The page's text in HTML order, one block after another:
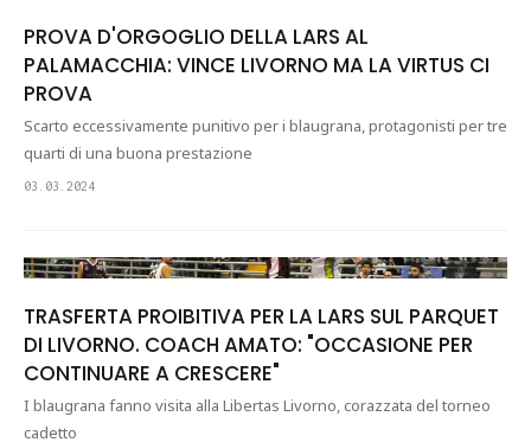
PROVA D'ORGOGLIO DELLA LARS AL
PALAMACCHIA: VINCE LIVORNO MA LA VIRTUS CI
PROVA
Scarto eccessivamente punitivo per i blaugrana, protagonisti per tre
quarti di una buona prestazione
03.03.2024
TRASFERTA PROIBITIVA PER LA LARS SUL PARQUET
DI LIVORNO. COACH AMATO: "OCCASIONE PER
CONTINUARE A CRESCERE"
I blaugrana fanno visita alla Libertas Livorno, corazzata del torneo
cadetto